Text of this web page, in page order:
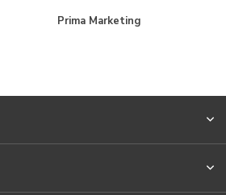
Prima Marketing